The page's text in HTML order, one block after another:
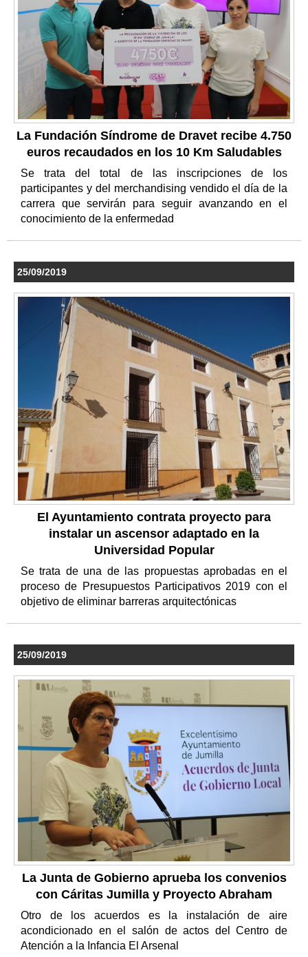
La Fundación Síndrome de Dravet recibe 4.750
euros recaudados en los 10 Km Saludables
Se trata del total de las inscripciones de los
participantes y del merchandising vendido el día de la
carrera que servirán para seguir avanzando en el
conocimiento de la enfermedad
25/09/2019
El Ayuntamiento contrata proyecto para
instalar un ascensor adaptado en la
Universidad Popular
Se trata de una de las propuestas aprobadas en el
proceso de Presupuestos Participativos 2019 con el
objetivo de eliminar barreras arquitectónicas
25/09/2019
La Junta de Gobierno aprueba los convenios
con Cáritas Jumilla y Proyecto Abraham
Otro de los acuerdos es la instalación de aire
acondicionado en el salón de actos del Centro de
Atención a la Infancia El Arsenal